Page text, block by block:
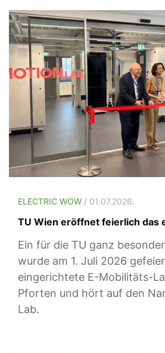
ELECTRIC WOW / 01.07.2026.
TU Wien eröffnet feierlich das
Ein für die TU ganz
wurde am 1. Juli 2026
eingerichtete E-Mobilitäts-
Pforten und hört auf den
Lab.